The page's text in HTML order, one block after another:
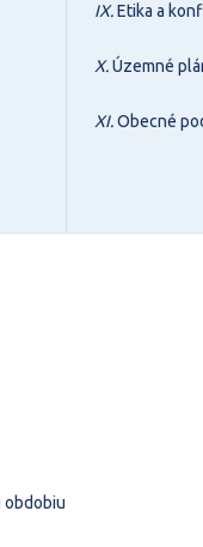
IX.Etika a
X.Územné
XI.Obecné
obdobiu